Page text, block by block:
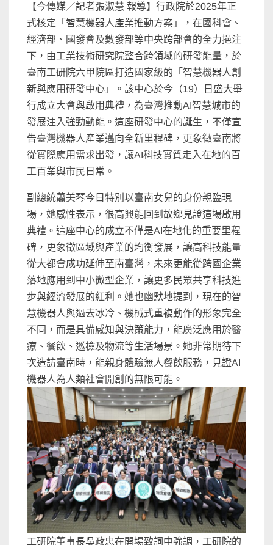
【今傳媒／記者張淑慧 報導】行政院於2025年正
式核定「智慧機器人產業推動方案」，在國科會、
經濟部、國發會及數發部等中央跨部會的全力挹注
下，由工業技術研究院整合跨領域的研發能量，於
臺南工研院六甲院區打造國家級的「智慧機器人創
新與應用研發中心」。該中心於今（19）日盛大舉
行成立大會與啟用典禮，為臺灣推動AI智慧城市的
發展注入強勁動能。這座研發中心的誕生，不僅宣
告臺灣機器人產業邁向全新里程碑，更象徵臺南將
從實際應用需求出發，讓AI科技實質走入在地的百
工百業與市民日常。
副總統蕭美琴今日特別以臺南女兒的身份親臨現
場，她感性表示，很高興能回到故鄉見證這場啟用
典禮。這座中心的成立不僅是AI在地化的重要里程
碑，更象徵區域與產業的均衡發展，讓高科技能量
從大都會成功延伸至南臺灣，未來更能從跨國企業
落地應用到中小微型企業，讓更多民眾共享科技進
步與經濟發展的紅利。她也幽默地提到，現在的智
慧機器人與過去冰冷、機械式重複動作的形象完全
不同，而是具備感知與決策能力，能廣泛應用於醫
療、餐飲、巡檢及物流等生活場景。她非常期待下
次造訪臺南時，能親身體驗無人餐飲服務，見證AI
機器人為人類社會開創的無限可能。
工研院董事長吳政忠在開場致詞中強調，工研院的